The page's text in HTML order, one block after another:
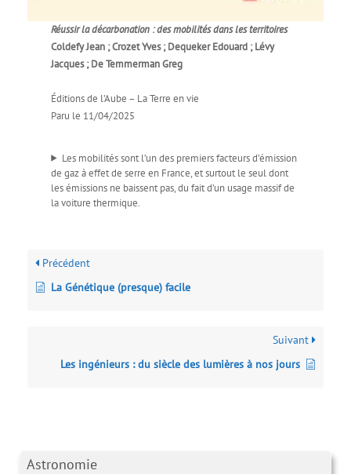
Astronomie
Réussir la décarbonation : des mobilités dans les territoires
Coldefy Jean ; Crozet Yves ; Dequeker Edouard ; Lévy
Jacques ; De Temmerman Greg
Éditions de l’Aube – La Terre en vie
Paru le 11/04/2025
Les mobilités sont l’un des premiers facteurs d’émission
de gaz à effet de serre en France, et surtout le seul dont
les émissions ne baissent pas, du fait d’un usage massif de
la voiture thermique.
Précédent
La Génétique (presque) facile
Suivant
Les ingénieurs : du siècle des lumières à nos jours